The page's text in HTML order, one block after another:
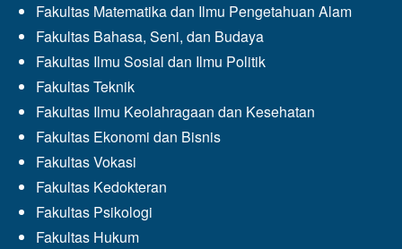
Fakultas Matematika dan Ilmu Pengetahuan Alam
Fakultas Bahasa, Seni, dan Budaya
Fakultas Ilmu Sosial dan Ilmu Politik
Fakultas Teknik
Fakultas Ilmu Keolahragaan dan Kesehatan
Fakultas Ekonomi dan Bisnis
Fakultas Vokasi
Fakultas Kedokteran
Fakultas Psikologi
Fakultas Hukum